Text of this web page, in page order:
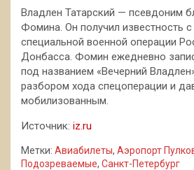
Владлен Татарский — псевдоним
Фомина. Он получил известность с
специальной военной операции
Донбасса. Фомин ежедневно
под названием «Вечерний
разбором хода спецоперации и
мобилизованным.
Источник: iz.ru
Метки: Авиабилеты, Аэропорт
Подозреваемые, Санкт-Петербург